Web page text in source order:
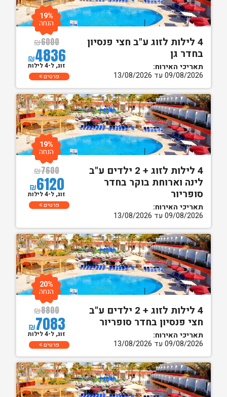
4 לילות לזוג ע"ב חצי פנסיון
בחדר גן
תאריכי האירוח:
09/08/2026 עד 13/08/2026
₪6000
₪4836
19%
הנחה
זוג, ל-4 לילות
פרטים
4 לילות לזוג + 2 ילדים ע"ב
לינה וארוחת בוקר בחדר
סופריור
תאריכי האירוח:
09/08/2026 עד 13/08/2026
₪7600
₪6120
19%
הנחה
זוג, ל-4 לילות
פרטים
4 לילות לזוג + 2 ילדים ע"ב
חצי פנסיון בחדר סופריור
תאריכי האירוח:
09/08/2026 עד 13/08/2026
₪8800
₪7083
20%
הנחה
זוג, ל-4 לילות
פרטים